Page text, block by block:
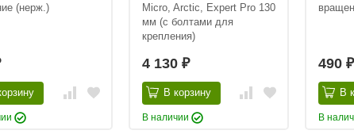
(нерж.)
Micro, Arctic, Expert Pro 130
мм (с болтами для
крепления)
4 130 ₽
В корзину
В наличии
490 ₽
В
В